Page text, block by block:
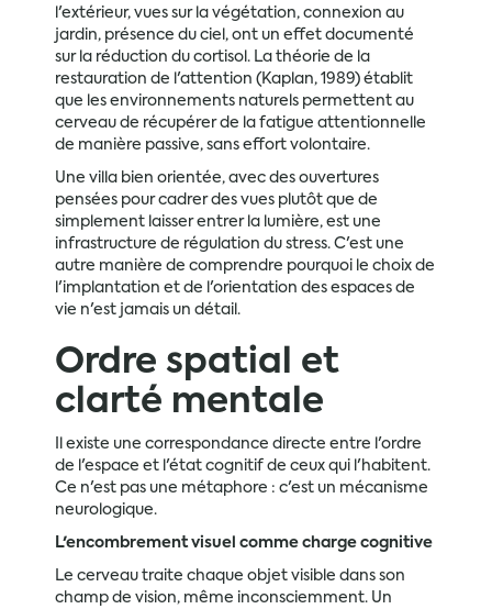
l'extérieur, vues sur la végétation, connexion au
jardin, présence du ciel, ont un effet documenté
sur la réduction du cortisol. La théorie de la
restauration de l'attention (Kaplan, 1989) établit
que les environnements naturels permettent au
cerveau de récupérer de la fatigue attentionnelle
de manière passive, sans effort volontaire.
Une villa bien orientée, avec des ouvertures
pensées pour cadrer des vues plutôt que de
simplement laisser entrer la lumière, est une
infrastructure de régulation du stress. C'est une
autre manière de comprendre pourquoi le choix de
l'implantation et de l'orientation des espaces de
vie n'est jamais un détail.
Ordre spatial et
clarté mentale
Il existe une correspondance directe entre l'ordre
de l'espace et l'état cognitif de ceux qui l'habitent.
Ce n'est pas une métaphore : c'est un mécanisme
neurologique.
L'encombrement visuel comme charge cognitive
Le cerveau traite chaque objet visible dans son
champ de vision, même inconsciemment. Un